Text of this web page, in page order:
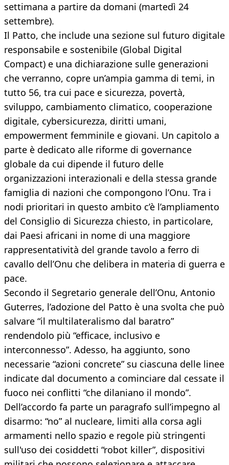
settimana a partire da domani (martedì 24
settembre).
Il Patto, che include una sezione sul futuro digitale
responsabile e sostenibile (Global Digital
Compact) e una dichiarazione sulle generazioni
che verranno, copre un’ampia gamma di temi, in
tutto 56, tra cui pace e sicurezza, povertà,
sviluppo, cambiamento climatico, cooperazione
digitale, cybersicurezza, diritti umani,
empowerment femminile e giovani. Un capitolo a
parte è dedicato alle riforme di governance
globale da cui dipende il futuro delle
organizzazioni interazionali e della stessa grande
famiglia di nazioni che compongono l’Onu. Tra i
nodi prioritari in questo ambito c’è l’ampliamento
del Consiglio di Sicurezza chiesto, in particolare,
dai Paesi africani in nome di una maggiore
rappresentatività del grande tavolo a ferro di
cavallo dell’Onu che delibera in materia di guerra e
pace.
Secondo il Segretario generale dell’Onu, Antonio
Guterres, l’adozione del Patto è una svolta che può
salvare “il multilateralismo dal baratro”
rendendolo più “efficace, inclusivo e
interconnesso”. Adesso, ha aggiunto, sono
necessarie “azioni concrete” su ciascuna delle linee
indicate dal documento a cominciare dal cessate il
fuoco nei conflitti “che dilaniano il mondo”.
Dell’accordo fa parte un paragrafo sull’impegno al
disarmo: “no” al nucleare, limiti alla corsa agli
armamenti nello spazio e regole più stringenti
sull'uso dei cosiddetti “robot killer”, dispositivi